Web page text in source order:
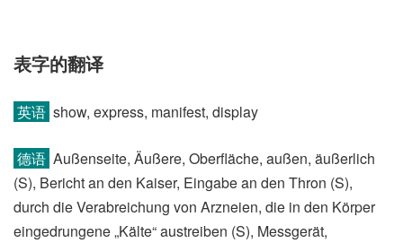
表字的翻译
英语 show, express, manifest, display
德语 Außenseite, Äußere, Oberfläche, außen, äußerlich
(S)​, Bericht an den Kaiser, Eingabe an den Thron (S)​,
durch die Verabreichung von Arzneien, die in den Körper
eingedrungene „Kälte“ austreiben (S)​, Messgerät,